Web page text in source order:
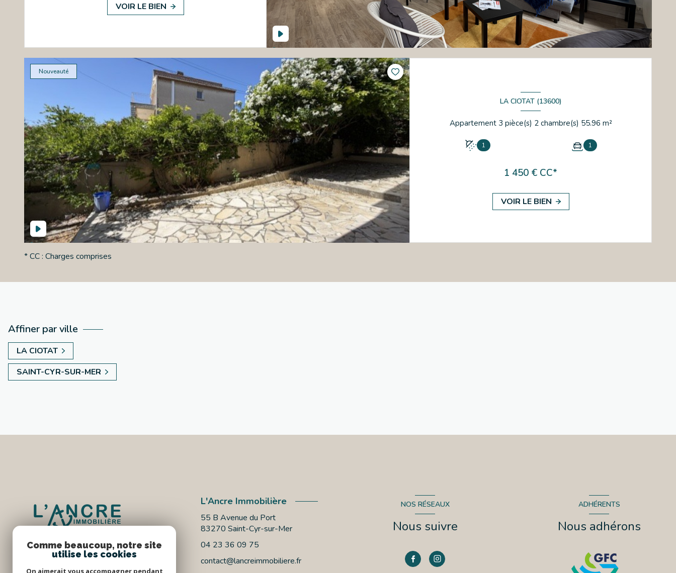
VOIR LE BIEN
Nouveauté
LA CIOTAT (13600)
Appartement 3 pièce(s) 2 chambre(s) 55.96 m²
1 1
1 450 € CC*
VOIR LE BIEN
* CC : Charges comprises
Affiner par ville
LA CIOTAT
SAINT-CYR-SUR-MER
L'Ancre Immobilière
55 B Avenue du Port
83270 Saint-Cyr-sur-Mer
04 23 36 09 75
contact@lancreimmobiliere.fr
NOS RÉSEAUX
Nous suivre
ADHÉRENTS
Nous adhérons
Comme beaucoup, notre site
utilise les cookies
On aimerait vous accompagner pendant